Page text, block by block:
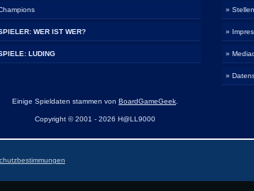
WER IST WER?
LUDING
»
»
»
»
Einige Spieldaten stammen von BoardGameGeek
Copyright © 2001 - 2026 H@LL9000